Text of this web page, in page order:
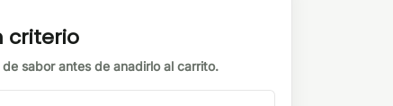
criterio
sabor antes de anadirlo al carrito.